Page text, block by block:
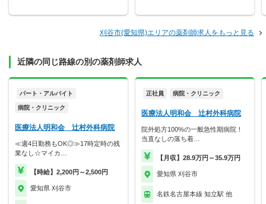
刈谷市(愛知県)エリアの薬剤師求人をもっと見る
近隣の同じ路線の別の薬剤師求人
パート・アルバイト
病院・クリニック
医療法人明和会 辻村外科病院
≪週4日勤務もOK◎≫17時定時の残
業なし☆マイカ…
【時給】2,200円～2,500円
愛知県 刈谷市
正社員 病院・クリニック
医療法人明和会 辻村外科病院
院外処方100%の一般急性期病院！
当直なしの落ち着…
【月収】28.9万円～35.9万円
愛知県 刈谷市
名鉄名古屋本線 知立駅 他